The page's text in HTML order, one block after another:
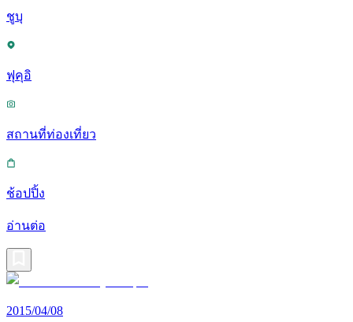
ชูบุ
ฟุคุอิ
สถานที่ท่องเที่ยว
ช้อปปิ้ง
อ่านต่อ
2015/04/08